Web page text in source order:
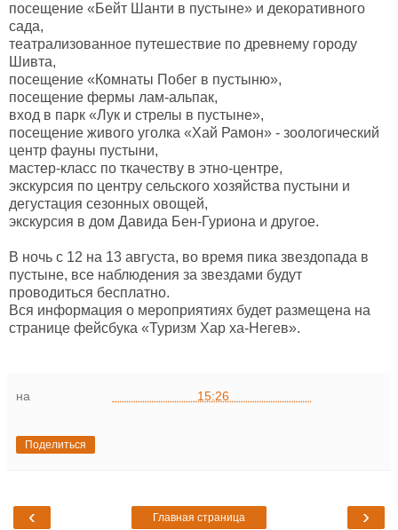
посещение «Бейт Шанти в пустыне» и декоративного
сада,
театрализованное путешествие по древнему городу
Шивта,
посещение «Комнаты Побег в пустыню»,
посещение фермы лам-альпак,
вход в парк «Лук и стрелы в пустыне»,
посещение живого уголка «Хай Рамон» - зоологический
центр фауны пустыни,
мастер-класс по ткачеству в этно-центре,
экскурсия по центру сельского хозяйства пустыни и
дегустация сезонных овощей,
экскурсия в дом Давида Бен-Гуриона и другое.
В ночь с 12 на 13 августа, во время пика звездопада в
пустыне, все наблюдения за звездами будут
проводиться бесплатно.
Вся информация о мероприятиях будет размещена на
странице фейсбука «Туризм Хар ха-Негев».
на 15:26
Поделиться
‹ ›
Главная страница